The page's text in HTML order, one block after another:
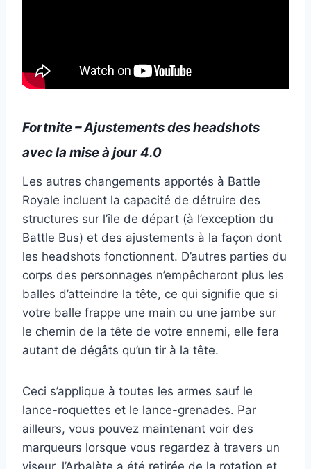
Fortnite – Ajustements des headshots
avec la mise à jour 4.0
Les autres changements apportés à Battle
Royale incluent la capacité de détruire des
structures sur l’île de départ (à l’exception du
Battle Bus) et des ajustements à la façon dont
les headshots fonctionnent. D’autres parties du
corps des personnages n’empêcheront plus les
balles d’atteindre la tête, ce qui signifie que si
votre balle frappe une main ou une jambe sur
le chemin de la tête de votre ennemi, elle fera
autant de dégâts qu’un tir à la tête.
Ceci s’applique à toutes les armes sauf le
lance-roquettes et le lance-grenades. Par
ailleurs, vous pouvez maintenant voir des
marqueurs lorsque vous regardez à travers un